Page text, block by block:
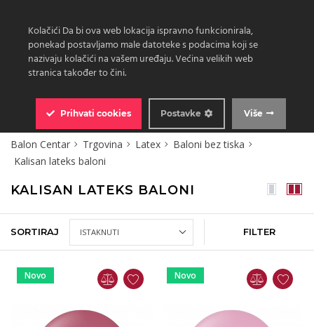
Balon Centar Trgovina Latex
Baloni bez tiska
Kalisan lateks baloni
KALISAN LATEKS BALONI
SORTIRAJ FILTER
Novo Novo
Kolačići Da bi ova web lokacija ispravno funkcionirala,
ponekad postavljamo male datoteke s podacima koji se
nazivaju kolačići na vašem uređaju. Većina velikih web
stranica također to čini.
Prihvati cookies Više
Postavke